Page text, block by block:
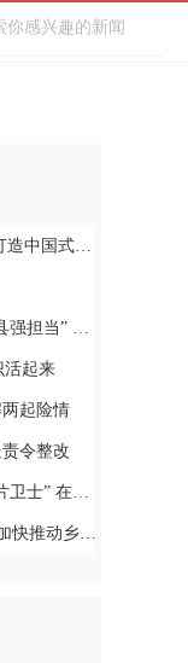
范作出更大贡献
实干奋发作为
活起来
起险情
令整改
搏出“隐形冠军”
村全面振兴